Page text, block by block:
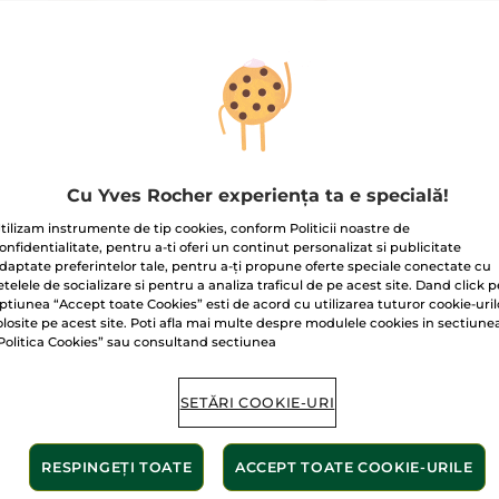
de ten
ml - 10 culori
(175)
Lei / 100ml
Lei
Pudră duo bronzantă
Good Vibes Only
Cutie 10 g - 2 culori
(5)
545.00 Lei / 100g
54.50 Lei 109.00 Lei
ALEGEȚI
CULOAREA (2)
Fond
3.633.34
-60% -60%
Cu Yves Rocher experiența ta e specială!
instrumente de tip cookies, conform Politicii noastre de
pentru a-ti oferi un continut personalizat si publicitate
preferintelor tale, pentru a-ți propune oferte speciale conectate cu
de socializare si pentru a analiza traficul de pe acest site. Dand click
“Accept toate Cookies” esti de acord cu utilizarea tuturor cookie-
pe acest site. Poti afla mai multe despre modulele cookies in
Cookies” sau consultand sectiunea
SETĂRI COOKIE-URI
RESPINGEȚI TOATE ACCEPT TOATE COOKIE-URILE